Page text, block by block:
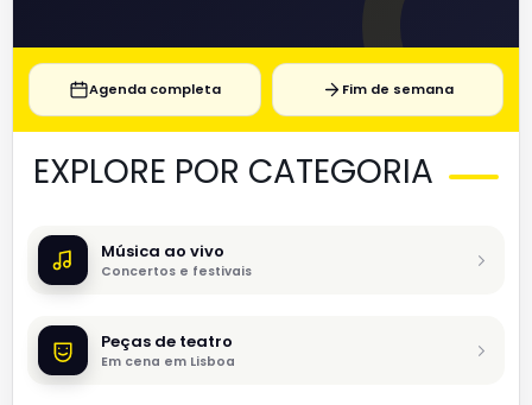
Agenda completa Fim de semana
EXPLORE POR CATEGORIA
Música ao vivo
Concertos e festivais
Peças de teatro
Em cena em Lisboa